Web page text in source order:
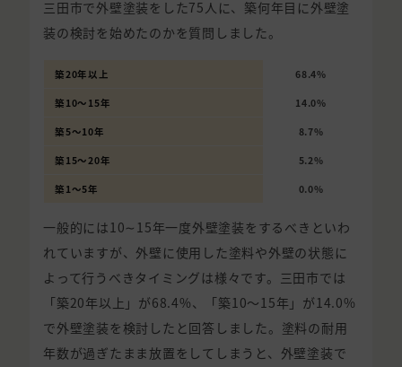
三田市で外壁塗装をした75人に、築何年目に外壁塗
装の検討を始めたのかを質問しました。
築20年以上 68.4%
築10〜15年 14.0%
築5〜10年 8.7%
築15〜20年 5.2%
築1〜5年 0.0%
一般的には10∼15年一度外壁塗装をするべきといわ
れていますが、外壁に使用した塗料や外壁の状態に
よって行うべきタイミングは様々です。三田市では
「築20年以上」が68.4%、「築10〜15年」が14.0%
で外壁塗装を検討したと回答しました。塗料の耐用
年数が過ぎたまま放置をしてしまうと、外壁塗装で